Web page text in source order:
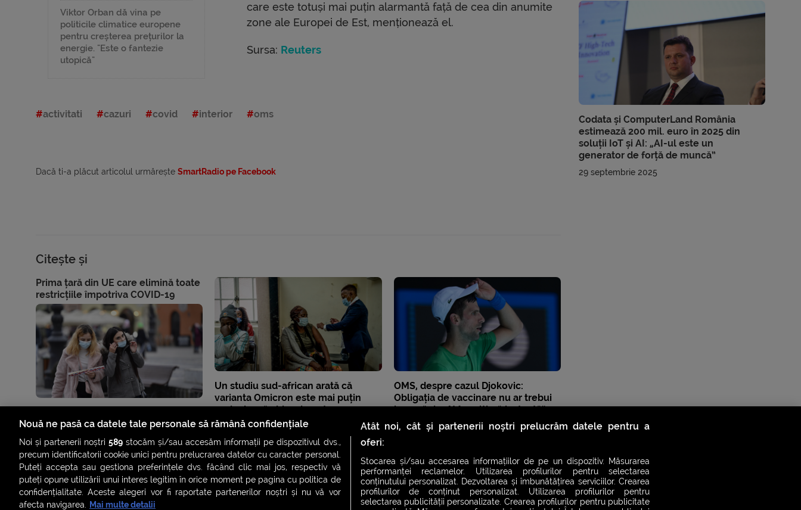
Viktor Orban dă vina pe
politicile climatice europene
pentru creșterea prețurilor la
energie. "Este o fantezie
utopică"
care este totuși mai puțin alarmantă față de cea din anumite
zone ale Europei de Est, menționează el.
Sursa: Reuters
activitati cazuri covid interior oms
Dacă ti-a plăcut articolul urmărește SmartRadio pe Facebook
Citește și
Prima țară din UE care elimină toate
restricțiile împotriva COVID-19
Un studiu sud-african arată că
varianta Omicron este mai puțin
periculoasă chiar și pentru
nevaccinați
OMS, despre cazul Djokovic:
Obligația de vaccinare nu ar trebui
impusă decât în „ultimă instanță”
Codata și ComputerLand România
estimează 200 mil. euro în 2025 din
soluții IoT și AI: „AI-ul este un
generator de forță de muncă”
29 septembrie 2025
Nouă ne pasă ca datele tale personale să rămână confidențiale
Noi și partenerii noștri589 stocăm și/sau accesăm informații pe dispozitivul dvs.,
precum identificatorii cookie unici pentru prelucrarea datelor cu caracter personal.
Puteți accepta sau gestiona preferințele dvs. făcând clic mai jos, respectiv vă
puteți opune utilizării unui interes legitim în orice moment pe pagina cu politica de
confidențialitate. Aceste alegeri vor fi raportate partenerilor noștri și nu vă vor
afecta navigarea. Mai multe detalii
Atât noi, cât și partenerii noștri prelucrăm datele pentru a
oferi:
Stocarea și/sau accesarea informațiilor de pe un dispozitiv. Măsurarea
performanței reclamelor. Utilizarea profilurilor pentru selectarea
conținutului personalizat. Dezvoltarea și îmbunătățirea serviciilor. Crearea
profilurilor de conținut personalizat. Utilizarea profilurilor pentru
selectarea publicității personalizate. Crearea profilurilor pentru publicitate